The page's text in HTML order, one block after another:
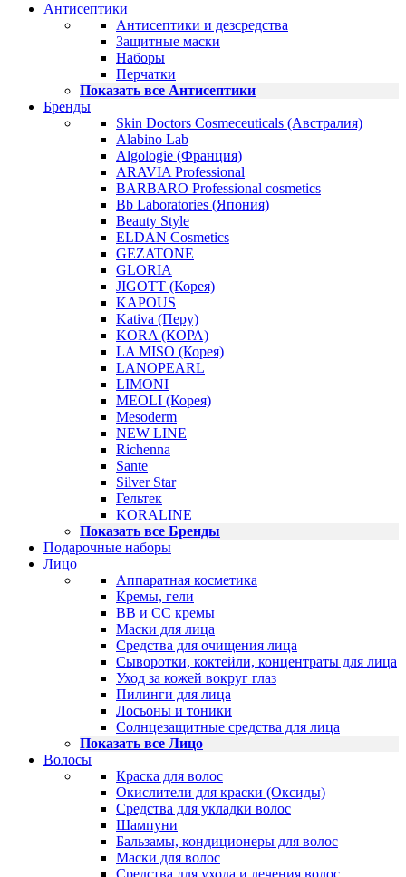
Антисептики
Антисептики и дезсредства
Защитные маски
Наборы
Перчатки
Показать все Антисептики
Бренды
Skin Doctors Cosmeceuticals (Австралия)
Alabino Lab
Algologie (Франция)
ARAVIA Professional
BARBARO Professional cosmetics
Bb Laboratories (Япония)
Beauty Style
ELDAN Cosmetics
GEZATONE
GLORIA
JIGOTT (Корея)
KAPOUS
Kativa (Перу)
KORA (КОРА)
LA MISO (Корея)
LANOPEARL
LIMONI
MEOLI (Корея)
Mesoderm
NEW LINE
Richenna
Sante
Silver Star
Гельтек
KORALINE
Показать все Бренды
Подарочные наборы
Лицо
Аппаратная косметика
Кремы, гели
BB и CC кремы
Маски для лица
Средства для очищения лица
Сыворотки, коктейли, концентраты для лица
Уход за кожей вокруг глаз
Пилинги для лица
Лосьоны и тоники
Солнцезащитные средства для лица
Показать все Лицо
Волосы
Краска для волос
Окислители для краски (Оксиды)
Средства для укладки волос
Шампуни
Бальзамы, кондиционеры для волос
Маски для волос